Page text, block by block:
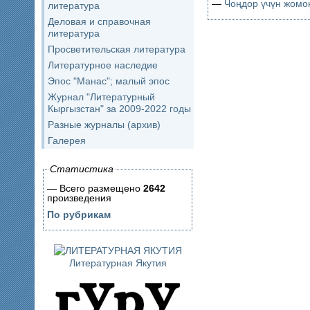
литература
Деловая и справочная
литература
Просветительская литература
Литературное наследие
Эпос "Манас"; малый эпос
Журнал "Литературный
Кыргызстан" за 2009-2022 годы
Разные журналы (архив)
Галерея
Статистика
— Всего размещено 2642
произведения
По рубрикам
Литературная Якутия
— Чоӊдор үчүн